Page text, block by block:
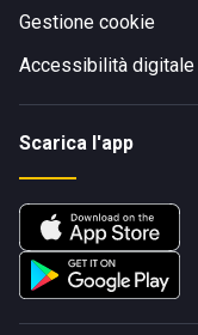
Gestione cookie
Accessibilità digitale
Scarica l'app